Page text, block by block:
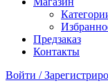
Предзаказ
Контакты
Войти /